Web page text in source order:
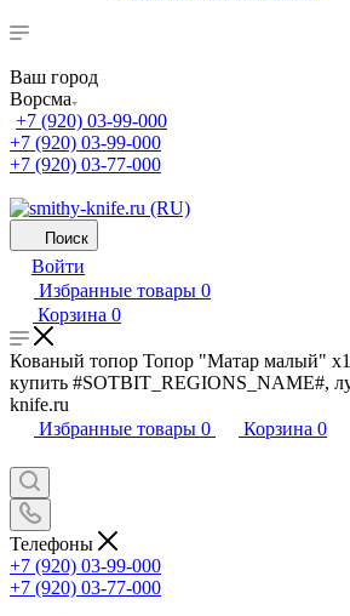
Ваш город
Ворсма
+7 (920) 03-99-000
+7 (920) 03-99-000
+7 (920) 03-77-000
Поиск
Войти
Избранные товары 0
Корзина 0
Кованый топор Топор "Матар малый"
купить #SOTBIT_REGIONS_NAME#,
knife.ru
Избранные товары 0 Корзина 0
Телефоны
+7 (920) 03-99-000
+7 (920) 03-77-000